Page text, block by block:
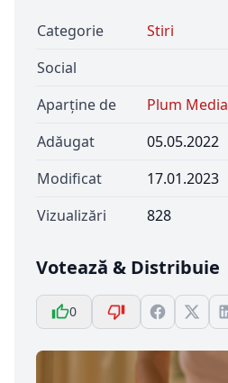
Categorie
Stiri
Social
Aparține de
Plum Media
Adăugat
05.05.2022
Modificat
17.01.2023
Vizualizări
828
Votează & Distribuie
0